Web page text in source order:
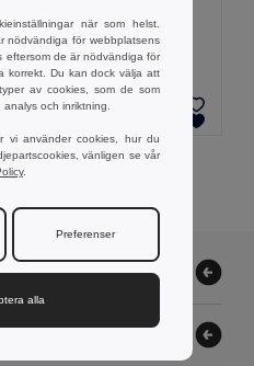
Lägg till i Varukorgen
Produkter.
när som helst.
nödvändiga för webbplatsens
eftersom de är nödvändiga för
korrekt. Du kan dock välja att
av cookies, som de som
och inriktning.
vi använder cookies, hur du
vänligen se vår
.
Preferenser
alla